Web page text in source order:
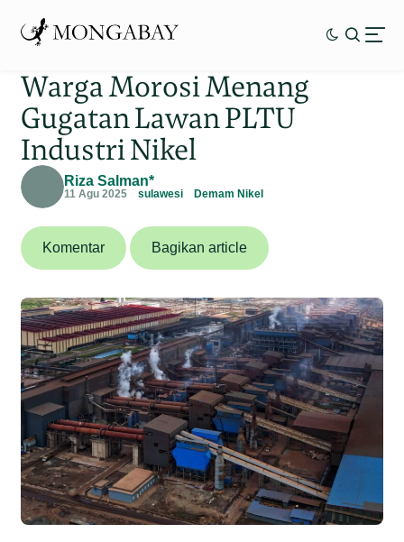
Warga Morosi Menang
Gugatan Lawan PLTU
Industri Nikel
Riza Salman*
11 Agu 2025 sulawesi Demam Nikel
Komentar Bagikan article